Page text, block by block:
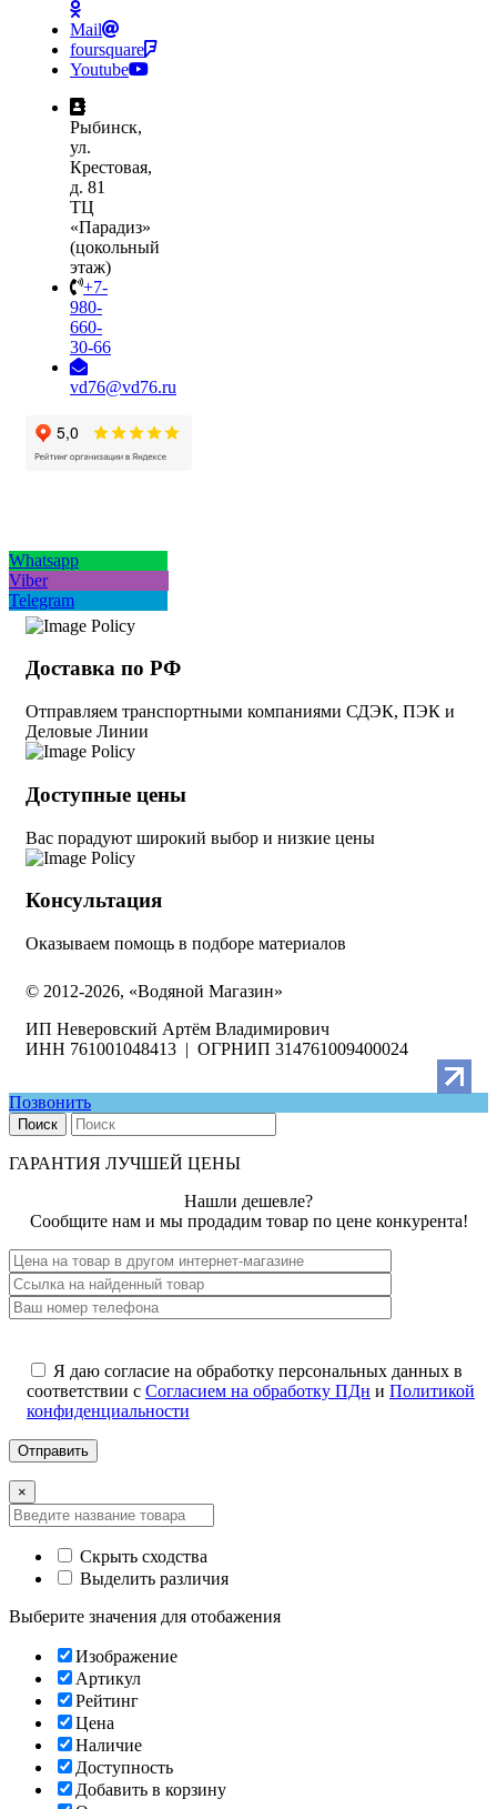
Mail
foursquare
Youtube
Рыбинск,
ул.
Крестовая,
д. 81
ТЦ
«Парадиз»
(цокольный
этаж)
+7-
980-
660-
30-66
vd76@vd76.ru
Whatsapp
Viber
Telegram
Доставка по РФ
Отправляем транспортными компаниями СДЭК, ПЭК и
Деловые Линии
Доступные цены
Вас порадуют широкий выбор и низкие цены
Консультация
Оказываем помощь в подборе материалов
© 2012-2026, «Водяной Магазин»
ИП Неверовский Артём Владимирович
ИНН 761001048413 | ОГРНИП 314761009400024
Позвонить
Поиск
ГАРАНТИЯ ЛУЧШЕЙ ЦЕНЫ
Нашли дешевле?
Сообщите нам и мы продадим товар по цене конкурента!
Я даю согласие на обработку персональных данных в
соответствии с Согласием на обработку ПДн и Политикой
конфиденциальности
×
Скрыть сходства
Выделить различия
Выберите значения для отобажения
Изображение
Артикул
Рейтинг
Цена
Наличие
Доступность
Добавить в корзину